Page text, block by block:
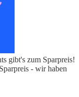
gibt's zum Sparpreis!
- wir haben